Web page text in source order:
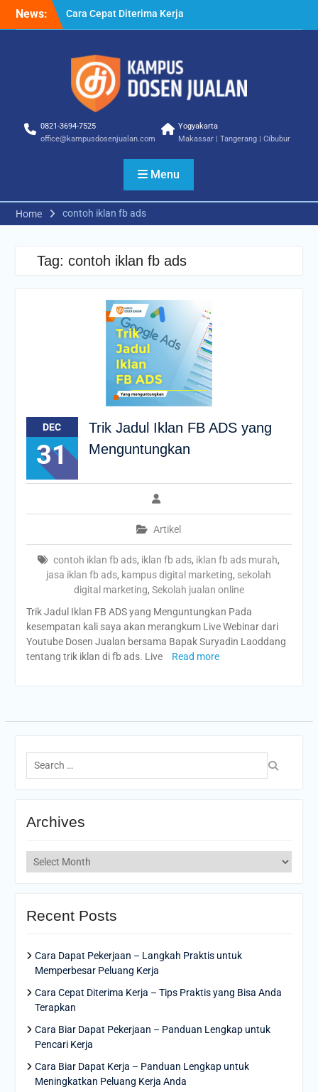
News:
Cara Cepat Diterima Kerja
– Tips Praktis yang Bisa
Cara Biar Dapat Pekerjaan
– Panduan Lengkap untuk
Pencari Kerja
Cara Dapat Pekerjaan –
Memperbesar Peluang
0821-3694-7525
office@kampusdosenjualan.com
Yogyakarta
Makassar | Tangerang | Cibubur
Menu
Home contoh iklan fb ads
Tag: contoh iklan fb ads
DEC
31
Trik Jadul Iklan FB ADS yang
Menguntungkan
Artikel
contoh iklan fb ads, iklan fb ads, iklan fb ads murah,
jasa iklan fb ads, kampus digital marketing, sekolah
digital marketing, Sekolah jualan online
Trik Jadul Iklan FB ADS yang Menguntungkan Pada
kesempatan kali saya akan merangkum Live Webinar dari
Youtube Dosen Jualan bersama Bapak Suryadin Laoddang
tentang trik iklan di fb ads. Live
Read more
Search
for:
Archives
Archives
Recent Posts
Cara Dapat Pekerjaan – Langkah Praktis untuk
Memperbesar Peluang Kerja
Cara Cepat Diterima Kerja – Tips Praktis yang Bisa Anda
Terapkan
Cara Biar Dapat Pekerjaan – Panduan Lengkap untuk
Pencari Kerja
Cara Biar Dapat Kerja – Panduan Lengkap untuk
Meningkatkan Peluang Kerja Anda